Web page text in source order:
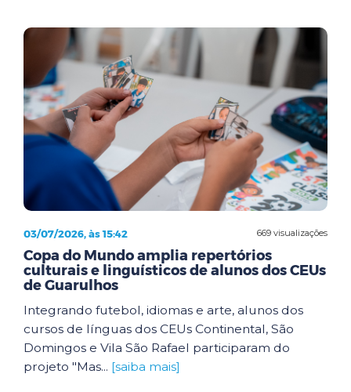
669 visualizações
03/07/2026, às 15:42
Copa do Mundo amplia repertórios
culturais e linguísticos de alunos dos CEUs
de Guarulhos
Integrando futebol, idiomas e arte, alunos dos
cursos de línguas dos CEUs Continental, São
Domingos e Vila São Rafael participaram do
projeto "Mas... [saiba mais]